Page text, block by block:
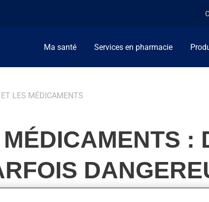
Ma santé Services en pharmacie
ET LES MÉDICAMENTS
: